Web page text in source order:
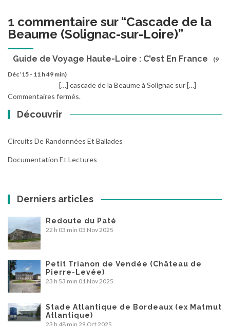
1 commentaire sur “Cascade de la
Beaume (Solignac-sur-Loire)”
Guide de Voyage Haute-Loire : C'est En France
(9
Déc ’15 - 11 h 49 min)
[…] cascade de la Beaume à Solignac sur […]
Commentaires fermés.
Découvrir
Circuits De Randonnées Et Ballades
Documentation Et Lectures
Derniers articles
Redoute du Paté
22 h 03 min 03 Nov 2025
Petit Trianon de Vendée (Château de
Pierre-Levée)
23 h 53 min 01 Nov 2025
Stade Atlantique de Bordeaux (ex Matmut
Atlantique)
23 h 48 min 29 Oct 2025